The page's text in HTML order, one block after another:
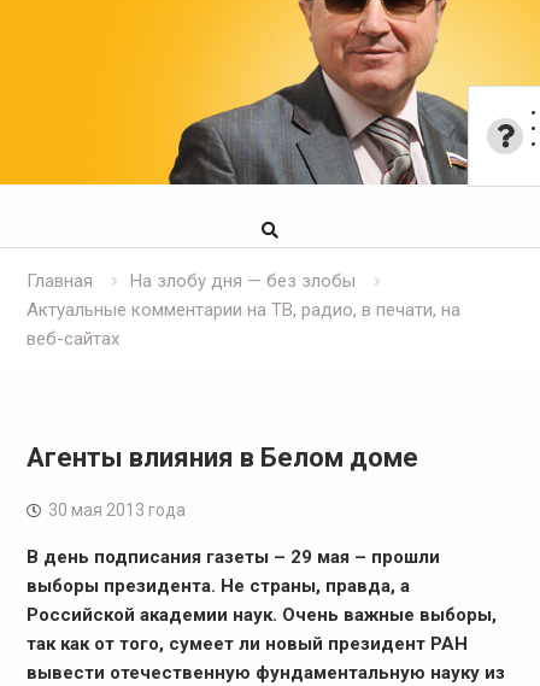
Главная
На злобу дня — без злобы
Актуальные комментарии на ТВ, радио, в печати, на
веб-сайтах
Агенты влияния в Белом доме
30 мая 2013 года
В день подписания газеты – 29 мая – прошли
выборы президента. Не страны, правда, а
Российской академии наук. Очень важные выборы,
так как от того, сумеет ли новый президент РАН
вывести отечественную фундаментальную науку из